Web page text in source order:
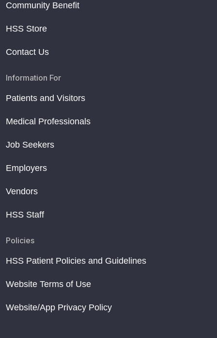
Community Benefit
HSS Store
Contact Us
Information For
Patients and Visitors
Medical Professionals
Job Seekers
Employers
Vendors
HSS Staff
Policies
HSS Patient Policies and Guidelines
Website Terms of Use
Website/App Privacy Policy